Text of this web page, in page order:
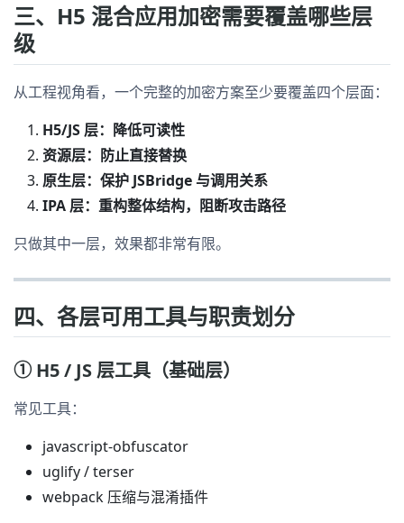
三、H5 混合应用加密需要覆盖哪些层
级
从工程视角看，一个完整的加密方案至少要覆盖四个层面：
H5/JS 层：降低可读性
资源层：防止直接替换
原生层：保护 JSBridge 与调用关系
IPA 层：重构整体结构，阻断攻击路径
只做其中一层，效果都非常有限。
四、各层可用工具与职责划分
① H5 / JS 层工具（基础层）
常见工具：
javascript-obfuscator
uglify / terser
webpack 压缩与混淆插件